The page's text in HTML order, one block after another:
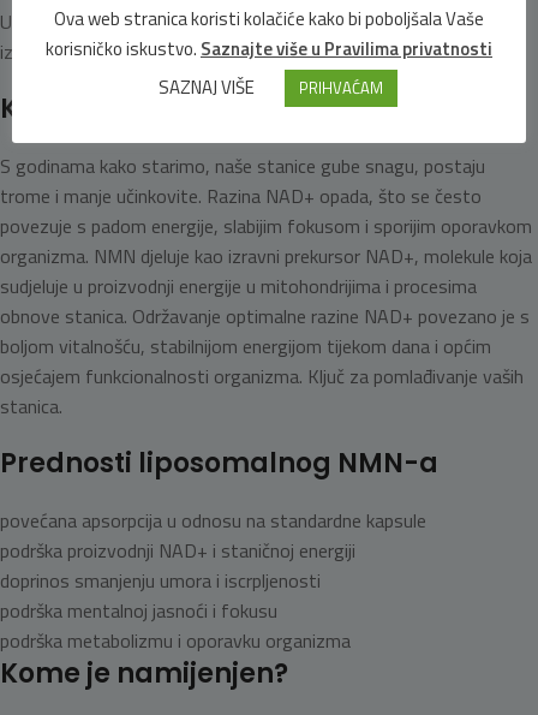
Upravo ta veća iskoristivost čini liposomalni oblik praktičnijim
izborom u odnosu na klasične kapsule.
Kako djeluje NMN?
S godinama kako starimo, naše stanice gube snagu, postaju
trome i manje učinkovite. Razina NAD+ opada, što se često
povezuje s padom energije, slabijim fokusom i sporijim oporavkom
organizma. NMN djeluje kao izravni prekursor NAD+, molekule koja
sudjeluje u proizvodnji energije u mitohondrijima i procesima
obnove stanica. Održavanje optimalne razine NAD+ povezano je s
boljom vitalnošću, stabilnijom energijom tijekom dana i općim
osjećajem funkcionalnosti organizma. Ključ za pomlađivanje vaših
stanica.
Prednosti liposomalnog NMN-a
povećana apsorpcija u odnosu na standardne kapsule
podrška proizvodnji NAD+ i staničnoj energiji
doprinos smanjenju umora i iscrpljenosti
podrška mentalnoj jasnoći i fokusu
podrška metabolizmu i oporavku organizma
Kome je namijenjen?
Ova web stranica koristi kolačiće kako bi poboljšala Vaše
korisničko iskustvo. Saznajte više u Pravilima privatnosti
SAZNAJ VIŠE
PRIHVAĆAM